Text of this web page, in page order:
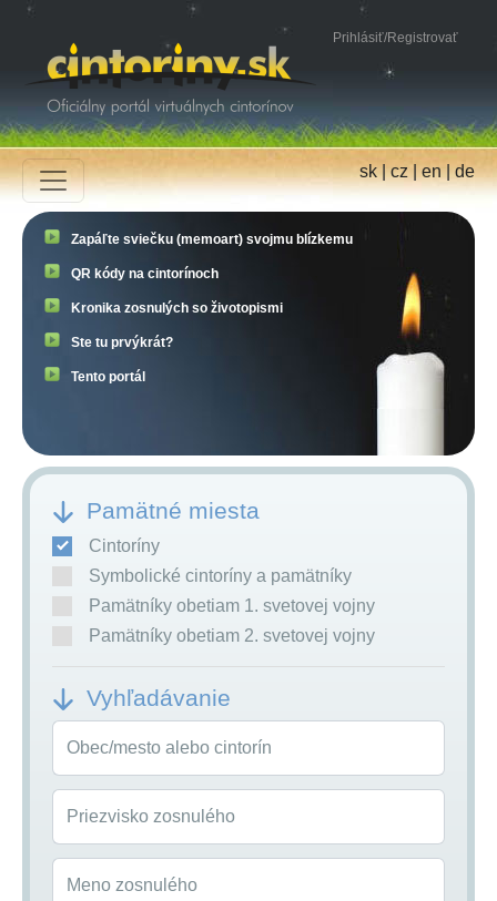
Prihlásiť/Registrovať
sk|cz|en|de
Zapáľte sviečku (memoart) svojmu blízkemu
QR kódy na cintorínoch
Kronika zosnulých so životopismi
Ste tu prvýkrát?
Tento portál
Pamätné miesta
Cintoríny
Symbolické cintoríny a pamätníky
Pamätníky obetiam 1. svetovej vojny
Pamätníky obetiam 2. svetovej vojny
Vyhľadávanie
Obec/mesto alebo cintorín
Priezvisko zosnulého
Meno zosnulého